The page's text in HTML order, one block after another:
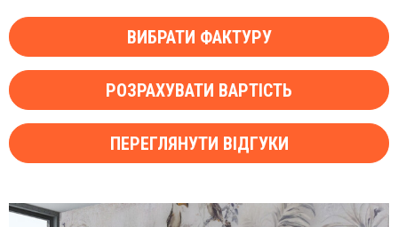
ВИБРАТИ ФАКТУРУ
РОЗРАХУВАТИ ВАРТІСТЬ
ПЕРЕГЛЯНУТИ ВІДГУКИ